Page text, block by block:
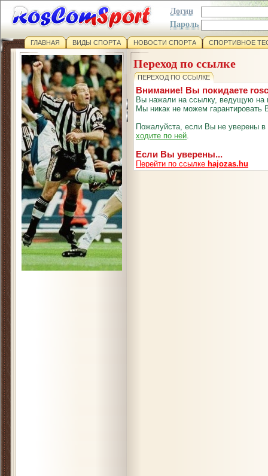
Логин
Пароль
ГЛАВНАЯ ВИДЫ СПОРТА НОВОСТИ СПОРТА СПОРТИВНОЕ
Переход по ссылке
ПЕРЕХОД ПО ССЫЛКЕ
Внимание! Вы покидаете
Вы нажали на ссылку, ведущую на
Мы никак не можем гарантировать
Пожалуйста, если Вы не уверены
ходите по ней.
Если Вы уверены...
Перейти по ссылке hajozas.hu